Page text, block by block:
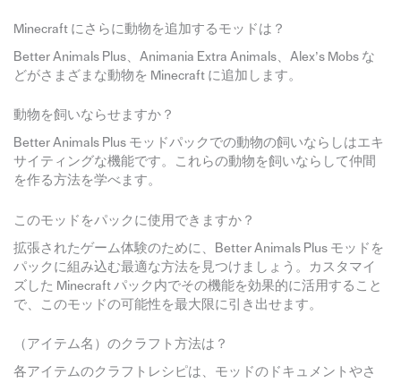
Minecraft にさらに動物を追加するモッドは？
Better Animals Plus、Animania Extra Animals、Alex’s Mobs な
どがさまざまな動物を Minecraft に追加します。
動物を飼いならせますか？
Better Animals Plus モッドパックでの動物の飼いならしはエキ
サイティングな機能です。これらの動物を飼いならして仲間
を作る方法を学べます。
このモッドをパックに使用できますか？
拡張されたゲーム体験のために、Better Animals Plus モッドを
パックに組み込む最適な方法を見つけましょう。カスタマイ
ズした Minecraft パック内でその機能を効果的に活用すること
で、このモッドの可能性を最大限に引き出せます。
（アイテム名）のクラフト方法は？
各アイテムのクラフトレシピは、モッドのドキュメントやさ